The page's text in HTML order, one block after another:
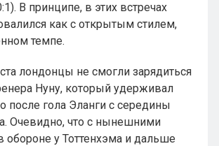
В принципе, в этих встречах
как с открытым стилем,
темпе.
лондонцы не смогли зарядиться
Нуну, который удерживал
после гола Эланги с середины
Очевидно, что с нынешними
обороне у Тоттенхэма и дальше